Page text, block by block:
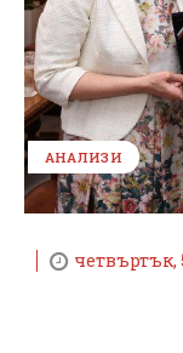
АНАЛИЗИ
четвъртък,